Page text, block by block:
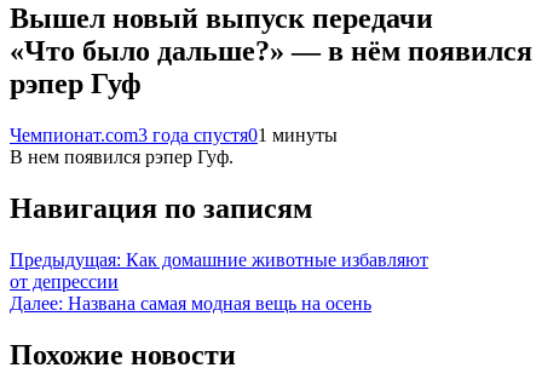
Вышел новый выпуск передачи
«Что было дальше?» — в нём появился
рэпер Гуф
Чемпионат.com3 года спустя01 минуты
В нем появился рэпер Гуф.
Навигация по записям
Предыдущая: Как домашние животные избавляют
от депрессии
Далее: Названа самая модная вещь на осень
Похожие новости